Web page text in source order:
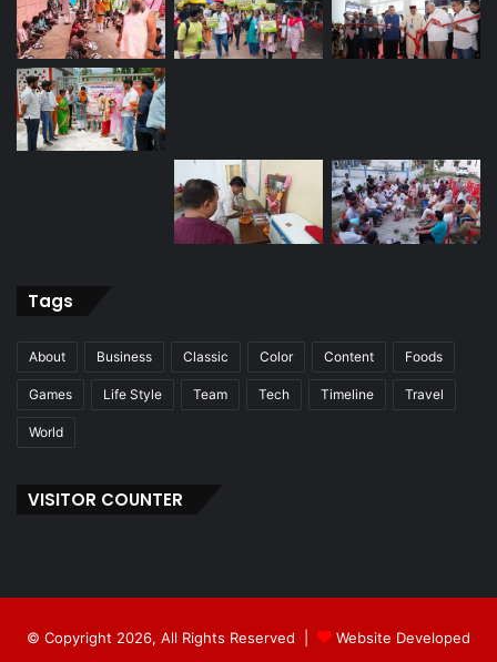
Tags
About Business Classic Color Content Foods
Games Life Style Team Tech Timeline Travel
World
VISITOR COUNTER
© Copyright 2026, All Rights Reserved | Website Developed